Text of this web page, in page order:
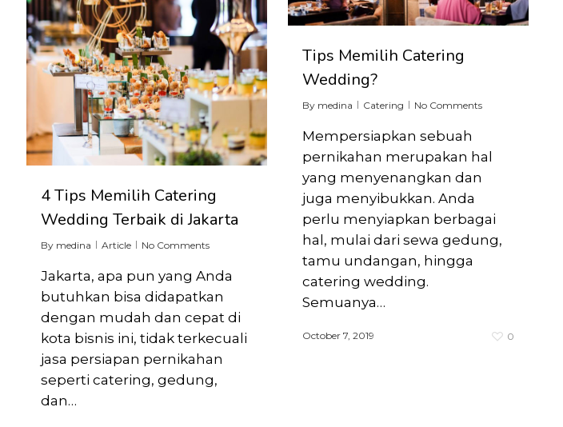
4 Tips Memilih Catering
Wedding Terbaik di Jakarta
By medina Article No Comments
Jakarta, apa pun yang Anda
butuhkan bisa didapatkan
dengan mudah dan cepat di
kota bisnis ini, tidak terkecuali
jasa persiapan pernikahan
seperti catering, gedung,
dan…
Tips Memilih Catering
Wedding?
By medina Catering No Comments
Mempersiapkan sebuah
pernikahan merupakan hal
yang menyenangkan dan
juga menyibukkan. Anda
perlu menyiapkan berbagai
hal, mulai dari sewa gedung,
tamu undangan, hingga
catering wedding.
Semuanya…
October 7, 2019 0